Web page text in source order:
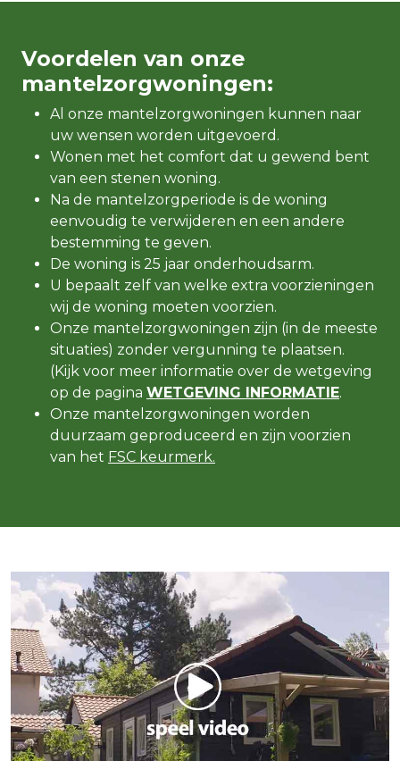
Voordelen van onze
mantelzorgwoningen:
Al onze mantelzorgwoningen kunnen naar
uw wensen worden uitgevoerd.
Wonen met het comfort dat u gewend bent
van een stenen woning.
Na de mantelzorgperiode is de woning
eenvoudig te verwijderen en een andere
bestemming te geven.
De woning is 25 jaar onderhoudsarm.
U bepaalt zelf van welke extra voorzieningen
wij de woning moeten voorzien.
Onze mantelzorgwoningen zijn (in de meeste
situaties) zonder vergunning te plaatsen.
(Kijk voor meer informatie over de wetgeving
op de pagina WETGEVING INFORMATIE.
Onze mantelzorgwoningen worden
duurzaam geproduceerd en zijn voorzien
van het FSC keurmerk.